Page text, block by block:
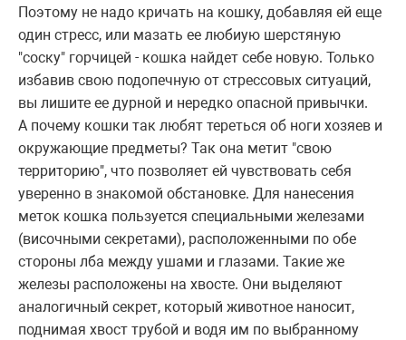
Поэтому не надо кричать на кошку, добавляя ей еще
один стресс, или мазать ее любиую шерстяную
"соску" горчицей - кошка найдет себе новую. Только
избавив свою подопечную от стрессовых ситуаций,
вы лишите ее дурной и нередко опасной привычки.
А почему кошки так любят тереться об ноги хозяев и
окружающие предметы? Так она метит "свою
территорию", что позволяет ей чувствовать себя
уверенно в знакомой обстановке. Для нанесения
меток кошка пользуется специальными железами
(височными секретами), расположенными по обе
стороны лба между ушами и глазами. Такие же
железы расположены на хвосте. Они выделяют
аналогичный секрет, который животное наносит,
поднимая хвост трубой и водя им по выбранному